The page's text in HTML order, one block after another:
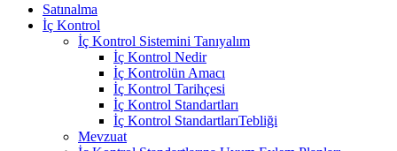
Satınalma
İç Kontrol
İç Kontrol Sistemini Tanıyalım
İç Kontrol Nedir
İç Kontrolün Amacı
İç Kontrol Tarihçesi
İç Kontrol Standartları
İç Kontrol StandartlarıTebliği
Mevzuat